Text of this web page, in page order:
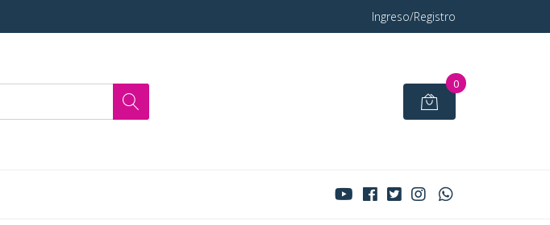
Ingreso/Registro
0